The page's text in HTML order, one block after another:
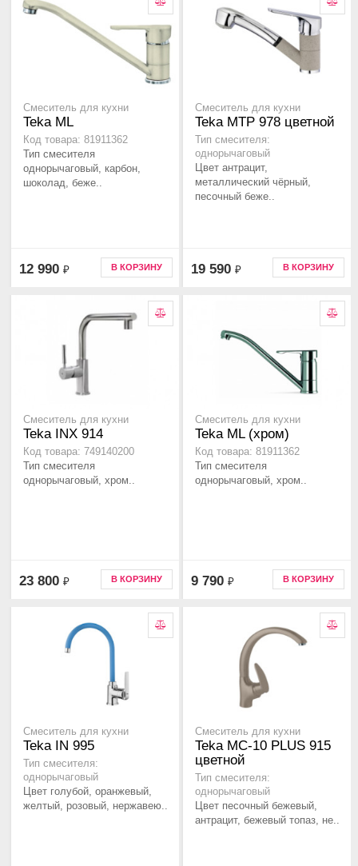
Смеситель для кухни
Teka ML
Код товара: 81911362
Тип смесителя
однорычаговый, карбон,
шоколад, беже..
12 990 ₽ В КОРЗИНУ
Смеситель для кухни
Teka MTP 978 цветной
Тип смесителя:
однорычаговый
Цвет антрацит,
металлический чёрный,
песочный беже..
19 590 ₽ В КОРЗИНУ
Смеситель для кухни
Teka INX 914
Код товара: 749140200
Тип смесителя
однорычаговый, хром..
23 800 ₽ В КОРЗИНУ
Смеситель для кухни
Teka ML (хром)
Код товара: 81911362
Тип смесителя
однорычаговый, хром..
9 790 ₽ В КОРЗИНУ
Смеситель для кухни
Teka IN 995
Тип смесителя:
однорычаговый
Цвет голубой, оранжевый,
желтый, розовый, нержавею..
Смеситель для кухни
Teka MC-10 PLUS 915
цветной
Тип смесителя:
однорычаговый
Цвет песочный бежевый,
антрацит, бежевый топаз, не..